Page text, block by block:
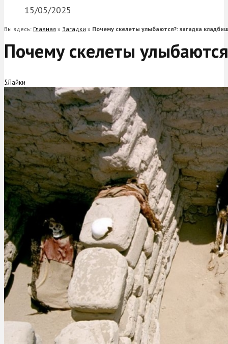
15/05/2025
Вы здесь: Главная » Загадки » Почему скелеты улыбаются?: загадка
Почему скелеты
5Лайки